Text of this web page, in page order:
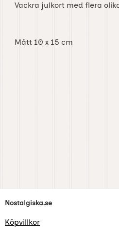
Vackra julkort med flera
Mått 10 x 15 cm
Sidfot Blandad info
Nostalgiska.se
Köpvillkor